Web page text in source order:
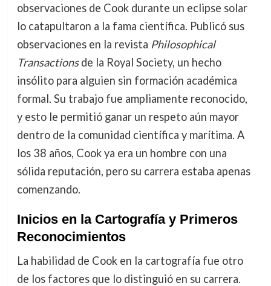
observaciones de Cook durante un eclipse solar
lo catapultaron a la fama científica. Publicó sus
observaciones en la revista Philosophical
Transactionsde la Royal Society, un hecho
insólito para alguien sin formación académica
formal. Su trabajo fue ampliamente reconocido,
y esto le permitió ganar un respeto aún mayor
dentro de la comunidad científica y marítima. A
los 38 años, Cook ya era un hombre con una
sólida reputación, pero su carrera estaba apenas
comenzando.
Inicios en la Cartografía y Primeros
Reconocimientos
La habilidad de Cook en la cartografía fue otro
de los factores que lo distinguió en su carrera.